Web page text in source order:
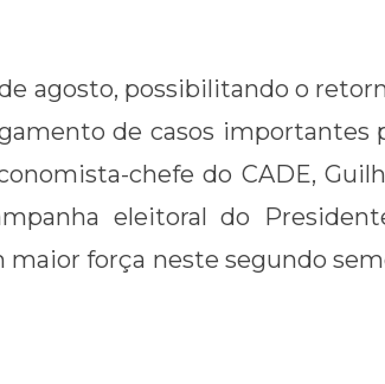
agosto, possibilitando o
de casos importantes
chefe do CADE,
eleitoral do
maior força neste segundo